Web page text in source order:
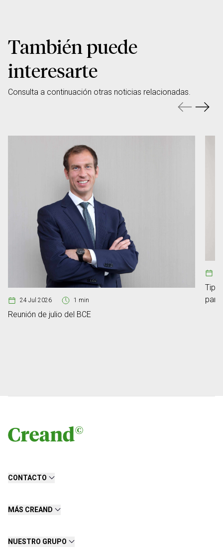
También puede
interesarte
Consulta a continuación otras noticias relacionadas.
24 Jul 2026 1 min
Reunión de julio del BCE
CONTACTO
MÁS CREAND
NUESTRO GRUPO